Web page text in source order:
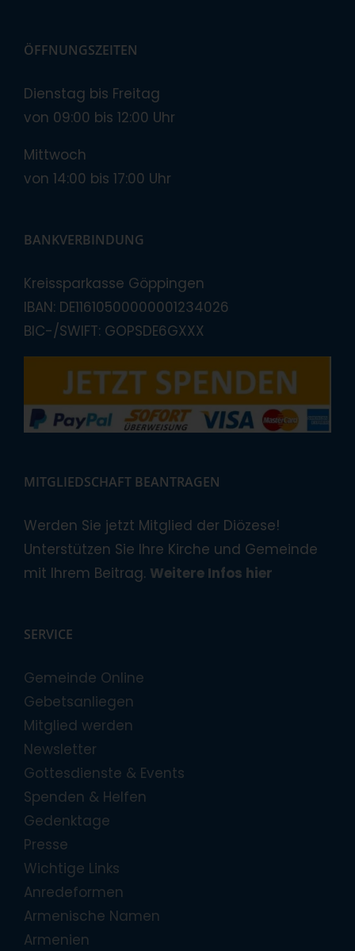
ÖFFNUNGSZEITEN
Dienstag bis Freitag
von 09:00 bis 12:00 Uhr
Mittwoch
von 14:00 bis 17:00 Uhr
BANKVERBINDUNG
Kreissparkasse Göppingen
IBAN: DE11610500000001234026
BIC-/SWIFT: GOPSDE6GXXX
MITGLIEDSCHAFT BEANTRAGEN
Werden Sie jetzt Mitglied der Diözese!
Unterstützen Sie Ihre Kirche und Gemeinde
mit Ihrem Beitrag. Weitere Infos hier
SERVICE
Gemeinde Online
Gebetsanliegen
Mitglied werden
Newsletter
Gottesdienste & Events
Spenden & Helfen
Gedenktage
Presse
Wichtige Links
Anredeformen
Armenische Namen
Armenien